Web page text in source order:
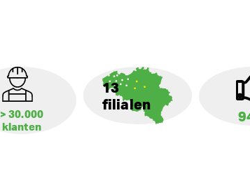
> 30.000
klanten
13
filialen